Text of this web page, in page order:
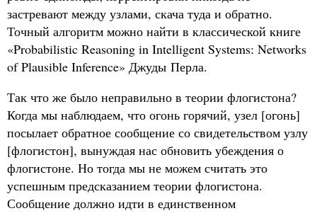
застревают между узлами, скача туда и обратно.
Точный алгоритм можно найти в классической книге
«Probabilistic Reasoning in Intelligent Systems: Networks
of Plausible Inference» Джуды Перла.
Так что же было неправильно в теории флогистона?
Когда мы наблюдаем, что огонь горячий, узел [огонь]
посылает обратное сообщение со свидетельством узлу
[флогистон], вынуждая нас обновить убеждения о
флогистоне. Но тогда мы не можем считать это
успешным предсказанием теории флогистона.
Сообщение должно идти в единственном